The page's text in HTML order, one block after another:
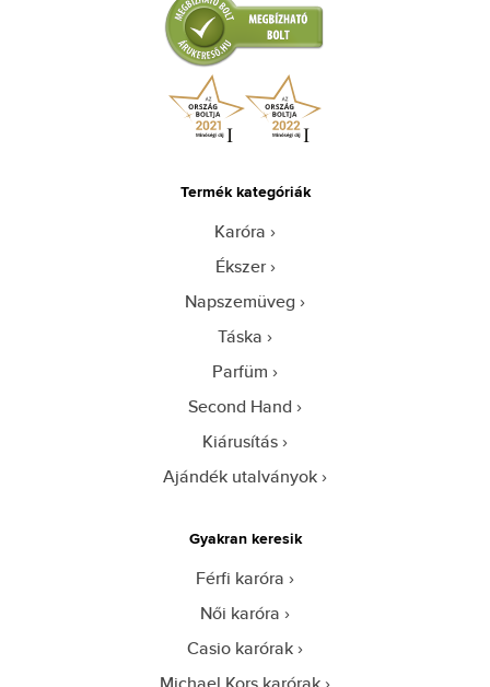
Termék kategóriák
Karóra
Ékszer
Napszemüveg
Táska
Parfüm
Second Hand
Kiárusítás
Ajándék utalványok
Gyakran keresik
Férfi karóra
Női karóra
Casio karórak